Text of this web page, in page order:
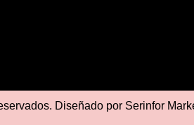
Diseñado por Serinfor